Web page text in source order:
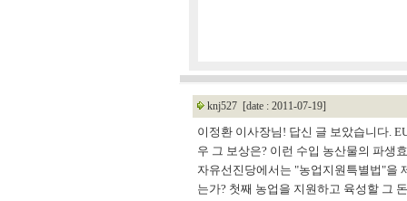
knj527 [date : 2011-07-19]
이정환 이사장님! 답신 글 보았습니다.
우 그 보상은? 이런 수입 농산물의 파생
자유선진당에서는 "농업지원특별법"을
는가? 첫째 농업을 지원하고 육성할 그